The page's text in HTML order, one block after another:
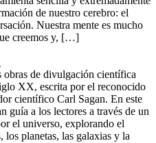
de nuestro cerebro: el
Nuestra mente es mucho
creemos y, […]
obras de divulgación científica
XX, escrita por el reconocido
científico Carl Sagan. En este
guía a los lectores a través de un
el universo, explorando el
los planetas, las galaxias y la